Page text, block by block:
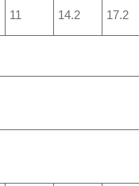
11 14.2 17.2